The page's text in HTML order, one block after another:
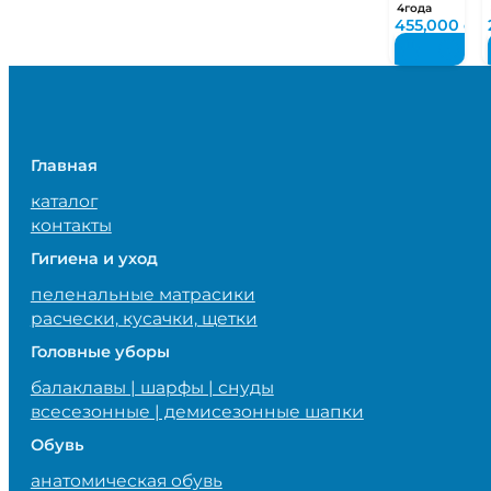
4года
455,000
Главная
каталог
контакты
Гигиена и уход
пеленальные матрасики
расчески, кусачки, щетки
Головные уборы
балаклавы | шарфы | снуды
всесезонные | демисезонные шапки
Обувь
анатомическая обувь